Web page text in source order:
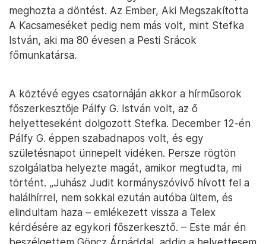
meghozta a döntést. Az Ember, Aki Megszakította
A Kacsameséket pedig nem más volt, mint Stefka
István, aki ma 80 évesen a Pesti Srácok
főmunkatársa.
A köztévé egyes csatornáján akkor a hírműsorok
főszerkesztője Pálfy G. István volt, az ő
helyetteseként dolgozott Stefka. December 12-én
Pálfy G. éppen szabadnapos volt, és egy
születésnapot ünnepelt vidéken. Persze rögtön
szolgálatba helyezte magát, amikor megtudta, mi
történt. „Juhász Judit kormányszóvivő hívott fel a
halálhírrel, nem sokkal ezután autóba ültem, és
elindultam haza – emlékezett vissza a Telex
kérdésére az egykori főszerkesztő. – Este már én